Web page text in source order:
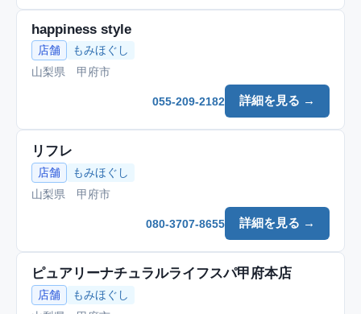
happiness style
店舗
もみほぐし
山梨県 甲府市
詳細を見る →
055-209-2182
リフレ
店舗
もみほぐし
山梨県 甲府市
詳細を見る →
080-3707-8655
ピュアリーナチュラルライフスパ甲府本店
店舗
もみほぐし